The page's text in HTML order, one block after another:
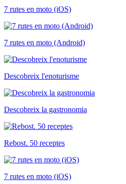
7 rutes en moto (iOS)
7 rutes en moto (Android)
Descobreix l'enoturisme
Descobreix la gastronomia
Rebost. 50 receptes
7 rutes en moto (iOS)